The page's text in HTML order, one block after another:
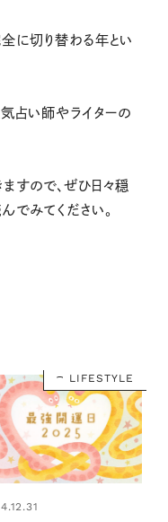
に切り替わる年とい
占い師やライターの
すので、ぜひ日々穏
でみてください。
LIFESTYLE